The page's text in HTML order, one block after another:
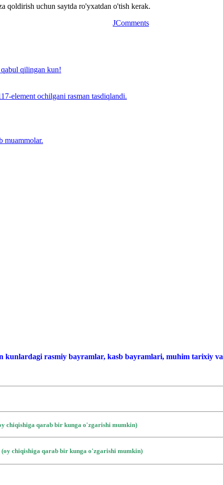
qoldirish uchun saytda ro'yxatdan o'tish kerak.
JComments
qilingan kun!
element ochilgani rasman tasdiqlandi.
muammolar.
kunlardagi rasmiy bayramlar, kasb bayramlari, muhim tarixiy
chiqishiga qarab bir kunga o'zgarishi mumkin)
(oy chiqishiga qarab bir kunga o'zgarishi mumkin)